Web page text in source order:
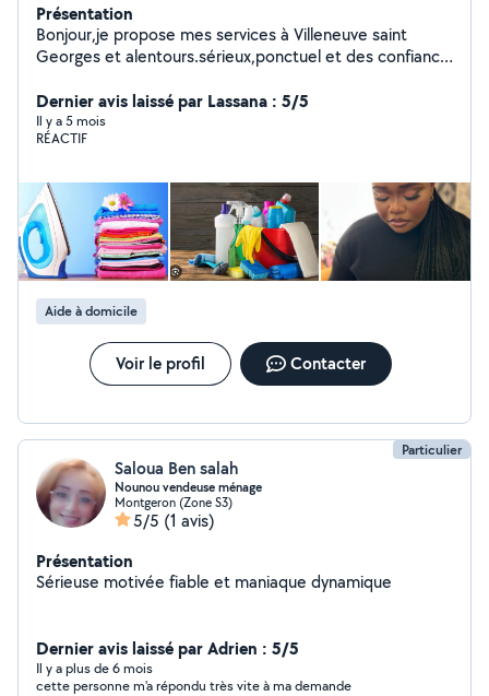
Présentation
Bonjour,je propose mes services à Villeneuve saint
Georges et alentours.sérieux,ponctuel et des confiance
réponse rapide Choisis MÉNAGE Puis écris : Tarif : 12
/heure (ou écris à discuter Tarif pour le maquillage 40 à
discuter pour l maquillage simple Et 80 à discuter pour l
et le week-end.
Dernier avis laissé par Lassana : 5/5
Il y a 5 mois
RÉACTIF
Aide à domicile
Voir le profil Contacter
Particulier
Saloua Ben salah
Nounou vendeuse ménage
Montgeron (Zone S3)
5/5 (1 avis)
Présentation
Sérieuse motivée fiable et maniaque dynamique
Dernier avis laissé par Adrien : 5/5
Il y a plus de 6 mois
cette personne m'a répondu très vite à ma demande